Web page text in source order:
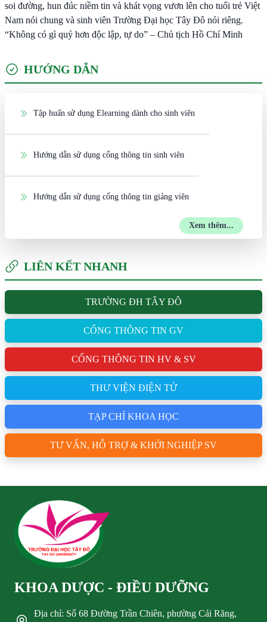
soi đường, hun đúc niềm tin và khát vọng vươn lên cho tuổi trẻ Việt
Nam nói chung và sinh viên Trường Đại học Tây Đô nói riêng.
“Không có gì quý hơn độc lập, tự do” – Chủ tịch Hồ Chí Minh
HƯỚNG DẪN
Tập huấn sử dụng Elearning dành cho sinh viên
Hướng dẫn sử dụng cổng thông tin sinh viên
Hướng dẫn sử dụng cổng thông tin giảng viên
Xem thêm...
LIÊN KẾT NHANH
TRƯỜNG ĐH TÂY ĐÔ
CỔNG THÔNG TIN GV
CỔNG THÔNG TIN HV & SV
THƯ VIỆN ĐIỆN TỬ
TẠP CHÍ KHOA HỌC
TƯ VẤN, HỖ TRỢ & KHỞI NGHIỆP SV
KHOA DƯỢC - ĐIỀU DƯỠNG
Địa chỉ: Số 68 Đường Trần Chiên, phường Cái Răng,